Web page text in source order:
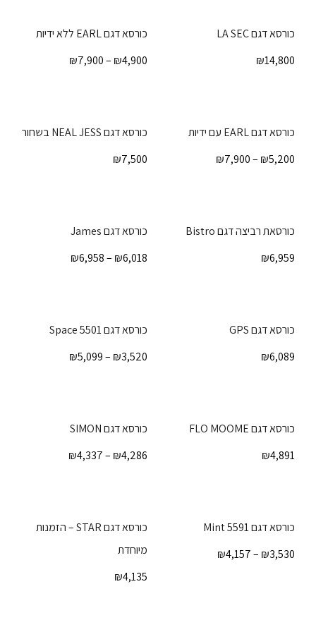
כורסא דגם LA SEC
₪14,800
כורסא דגם EARL ללא ידיות
₪4,900
–
₪7,900
כורסא דגם EARL עם ידיות
₪5,200
–
₪7,900
כורסא דגם NEAL JESS בשחור
₪7,500
כורסאת רביצה דגם Bistro
₪6,959
כורסא דגם James
₪6,018
–
₪6,958
כורסא דגם GPS
₪6,089
כורסא דגם Space 5501
₪3,520
–
₪5,099
כורסא דגם FLO MOOME
₪4,891
כורסא דגם SIMON
₪4,286
–
₪4,337
כורסא דגם 5591 Mint
₪3,530
–
₪4,157
כורסא דגם STAR – הזמנות
מיוחדת
₪4,135